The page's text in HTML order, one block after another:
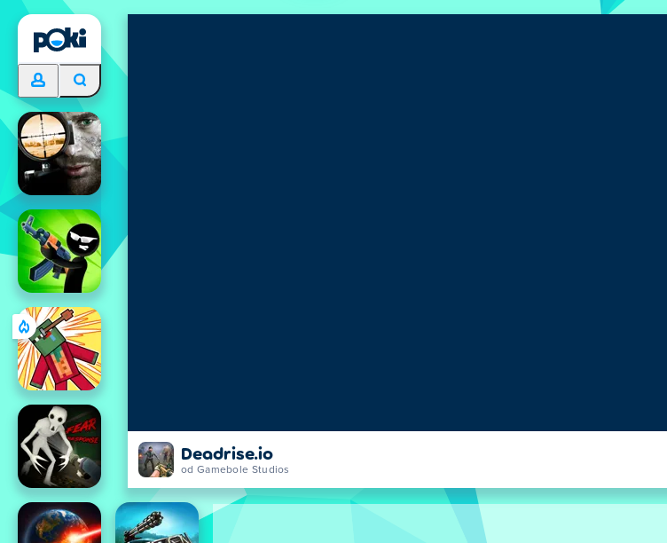
Deadrise.io
od Gamebole Studios